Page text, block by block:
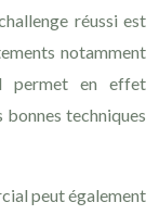
réussi est
notamment
permet en effet
bonnes techniques
peut également